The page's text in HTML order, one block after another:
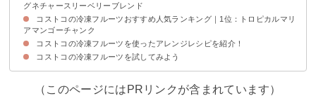
グネチャースリーベリーブレンド
カークランドシグネチャースリーベリーブレンドの商品情報【値段・産地な
ど】
カークランドシグネチャースリーベリーブレンドのカロリー・糖質など栄養
成分
カークランドシグネチャースリーベリーブレンドの味わい
コストコの冷凍フルーツおすすめ人気ランキング｜1位：トロピカルマリ
アマンゴーチャンク
トロピカルマリアマンゴーチャンクの商品情報【値段・産地など】
トロピカルマリアマンゴーチャンクのカロリー・糖質など栄養成分
トロピカルマリアマンゴーチャンクの味わい
コストコの冷凍フルーツを使ったアレンジレシピを紹介！
①スムージー
②アイスティー
③オープントースト
④アイスクリーム
コストコの冷凍フルーツを試してみよう
（このページにはPRリンクが含まれています）